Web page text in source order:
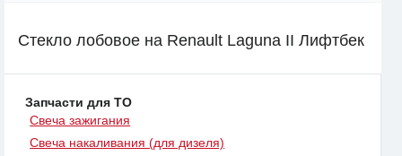
Стекло лобовое на Renault Laguna II Лифтбек
Запчасти для ТО
Свеча зажигания
Свеча накаливания (для дизеля)